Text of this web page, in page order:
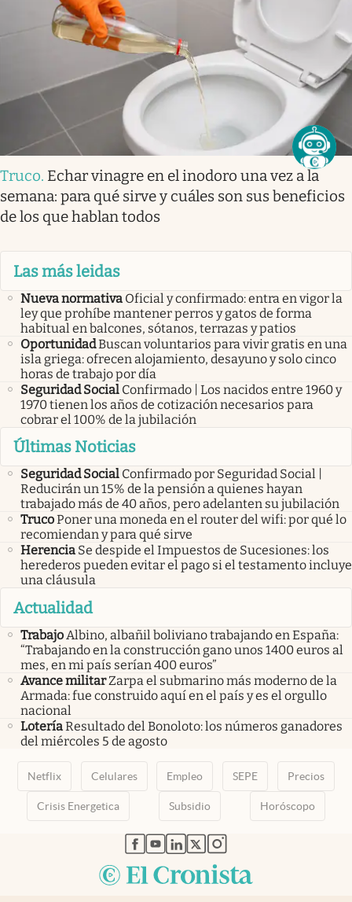
Truco. Echar vinagre en el inodoro una vez a la
semana: para qué sirve y cuáles son sus beneficios
de los que hablan todos
Las más leidas
Nueva normativa Oficial y confirmado: entra en vigor la
ley que prohíbe mantener perros y gatos de forma
habitual en balcones, sótanos, terrazas y patios
OportunidadBuscan voluntarios para vivir gratis en una
isla griega: ofrecen alojamiento, desayuno y solo cinco
horas de trabajo por día
Seguridad Social Confirmado | Los nacidos entre 1960 y
1970 tienen los años de cotización necesarios para
cobrar el 100% de la jubilación
Últimas Noticias
Seguridad Social Confirmado por Seguridad Social |
Reducirán un 15% de la pensión a quienes hayan
trabajado más de 40 años, pero adelanten su jubilación
TrucoPoner una moneda en el router del wifi: por qué lo
recomiendan y para qué sirve
Herencia Se despide el Impuestos de Sucesiones: los
herederos pueden evitar el pago si el testamento incluye
una cláusula
Actualidad
TrabajoAlbino, albañil boliviano trabajando en España:
“Trabajando en la construcción gano unos 1400 euros al
mes, en mi país serían 400 euros”
Avance militarZarpa el submarino más moderno de la
Armada: fue construido aquí en el país y es el orgullo
nacional
LoteríaResultado del Bonoloto: los números ganadores
del miércoles 5 de agosto
Netflix Celulares Empleo SEPE Precios
Crisis Energetica Subsidio Horóscopo
abre en nueva pestaña
abre en nueva pestaña
abre en nueva pestaña
abre en nueva pestaña
abre en nueva pestaña